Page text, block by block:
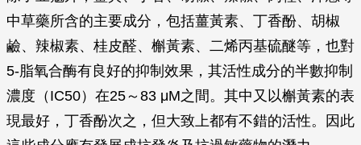
中草藥所含的主要成分，包括薑黃素、丁香酚、胡椒
鹼、辣椒素、桂皮醛、槲黃素、二烯丙基硫醚等，也對
5-脂氧合酶有良好的抑制效果，其活性成分的半數抑制
濃度（IC50）在25～83 μM之間。其中又以槲黃素的表
現最好，丁香酚次之，但大致上都有不錯的活性。因此